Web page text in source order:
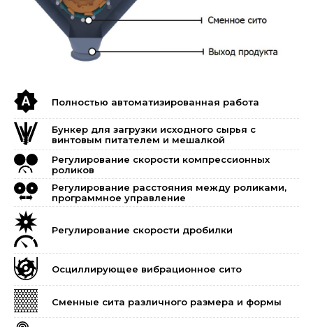
Полностью автоматизированная работа
Бункер для загрузки исходного сырья c
винтовым питателем и мешалкой
Регулирование скорости компрессионных
роликов
Регулирование расстояния между роликами,
программное управление
Регулирование скорости дробилки
Осциллирующее вибрационное сито
Сменные сита различного размера и формы